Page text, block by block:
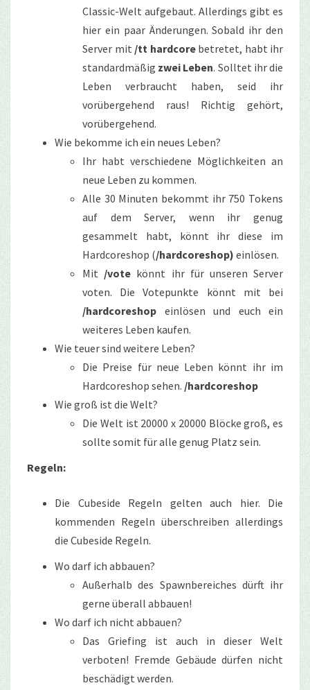
Classic-Welt aufgebaut. Allerdings gibt es
hier ein paar Änderungen. Sobald ihr den
Server mit /tt hardcorebetretet, habt ihr
standardmäßig zwei Leben. Solltet ihr die
Leben verbraucht haben, seid ihr
vorübergehend raus! Richtig gehört,
vorübergehend.
Wie bekomme ich ein neues Leben?
Ihr habt verschiedene Möglichkeiten an
neue Leben zu kommen.
Alle 30 Minuten bekommt ihr 750 Tokens
auf dem Server, wenn ihr genug
gesammelt habt, könnt ihr diese im
Hardcoreshop (/hardcoreshop) einlösen.
Mit /vote könnt ihr für unseren Server
voten. Die Votepunkte könnt mit bei
/hardcoreshop einlösen und euch ein
weiteres Leben kaufen.
Wie teuer sind weitere Leben?
Die Preise für neue Leben könnt ihr im
Hardcoreshop sehen. /hardcoreshop
Wie groß ist die Welt?
Die Welt ist 20000 x 20000 Blöcke groß, es
sollte somit für alle genug Platz sein.
Regeln:
Die Cubeside Regeln gelten auch hier. Die
kommenden Regeln überschreiben allerdings
die Cubeside Regeln.
Wo darf ich abbauen?
Außerhalb des Spawnbereiches dürft ihr
gerne überall abbauen!
Wo darf ich nicht abbauen?
Das Griefing ist auch in dieser Welt
verboten! Fremde Gebäude dürfen nicht
beschädigt werden.